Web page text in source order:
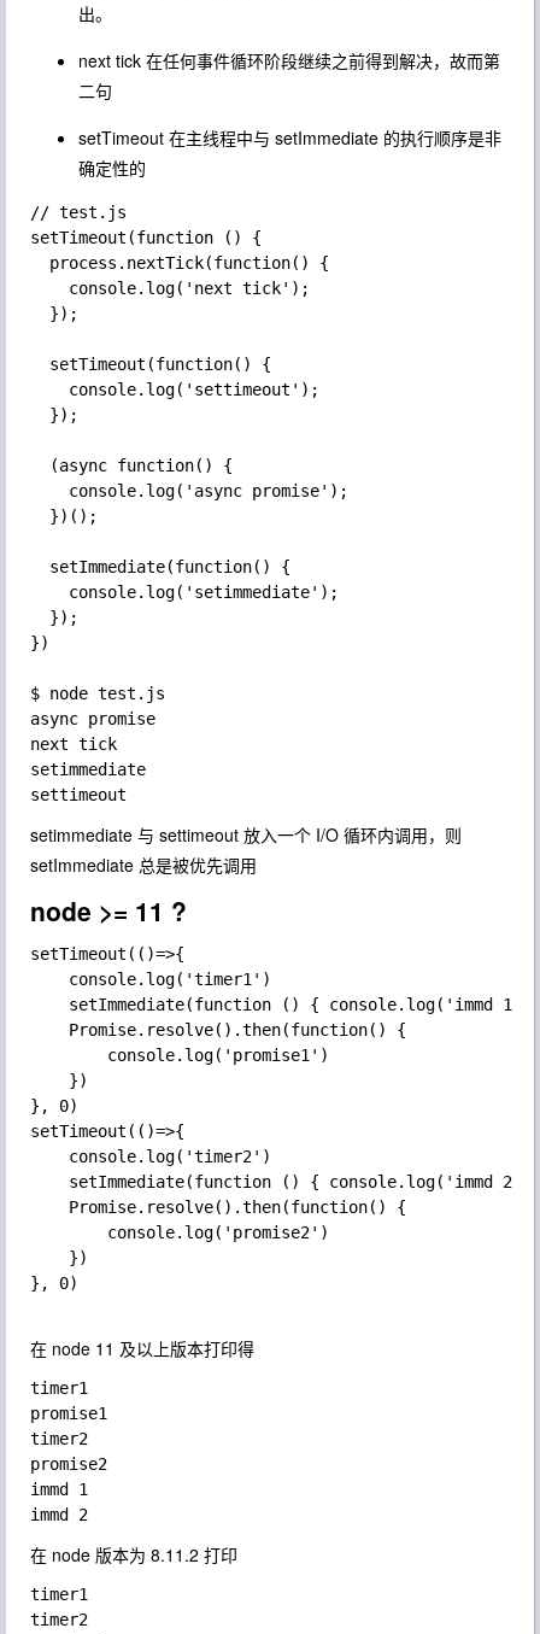
出。
next tick 在任何事件循环阶段继续之前得到解决，故而第
二句
setTimeout 在主线程中与 setImmediate 的执行顺序是非
确定性的
// test.js
setTimeout(function () {
  process.nextTick(function() {
    console.log('next tick');
  });
  setTimeout(function() {
    console.log('settimeout');
  });
  (async function() {
    console.log('async promise');
  })();
  setImmediate(function() {
    console.log('setimmediate');
  });
})
$ node test.js
async promise
next tick
setimmediate
setimmediate 与 settimeout 放入一个 I/O 循环内调用，则
setImmediate 总是被优先调用
node >= 11 ?
setTimeout(()=>{
    console.log('timer1')
setImmediate(function () { console.log('immd
    Promise.resolve().then(function() {
        console.log('promise1')
    })
}, 0)
setTimeout(()=>{
    console.log('timer2')
setImmediate(function () { console.log('immd
    Promise.resolve().then(function() {
        console.log('promise2')
    })
}, 0)
在 node 11 及以上版本打印得
timer1
promise1
timer2
promise2
immd 1
在 node 版本为 8.11.2 打印
timer1
timer2